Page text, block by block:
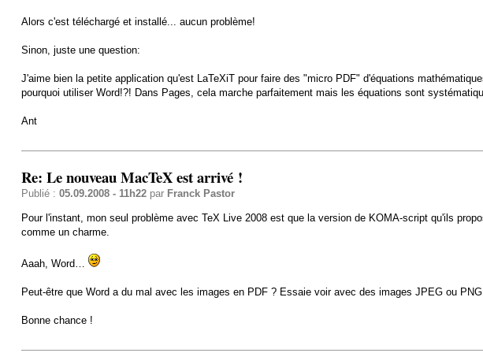
Alors c'est téléchargé et installé... aucun problème!
Sinon, juste une question:
J'aime bien la petite application qu'est LaTeXiT pour faire des "micro PDF" d'équations
pourquoi utiliser Word!?! Dans Pages, cela marche parfaitement mais les équations sont
Ant
Re: Le nouveau MacTeX est arrivé !
Publié : 05.09.2008 - 11h22par Franck Pastor
Pour l'instant, mon seul problème avec TeX Live 2008 est que la version de KOMA-script qu'ils
comme un charme.
Aaah, Word…
Peut-être que Word a du mal avec les images en PDF ? Essaie voir avec des images JPEG ou
Bonne chance !